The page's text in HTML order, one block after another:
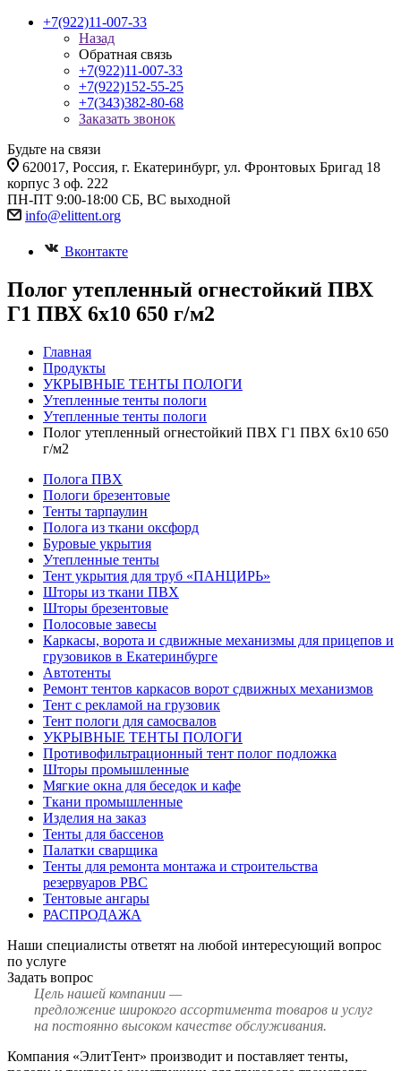
+7(922)11-007-33
Назад
Обратная связь
+7(922)11-007-33
+7(922)152-55-25
+7(343)382-80-68
Заказать звонок
Будьте на связи
620017, Россия, г. Екатеринбург, ул. Фронтовых Бригад 18
корпус 3 оф. 222
ПН-ПТ 9:00-18:00 СБ, ВС выходной
info@elittent.org
Вконтакте
Полог утепленный огнестойкий ПВХ
Г1 ПВХ 6х10 650 г/м2
Главная
Продукты
УКРЫВНЫЕ ТЕНТЫ ПОЛОГИ
Утепленные тенты пологи
Утепленные тенты пологи
Полог утепленный огнестойкий ПВХ Г1 ПВХ 6х10 650
г/м2
Полога ПВХ
Пологи брезентовые
Тенты тарпаулин
Полога из ткани оксфорд
Буровые укрытия
Утепленные тенты
Тент укрытия для труб «ПАНЦИРЬ»
Шторы из ткани ПВХ
Шторы брезентовые
Полосовые завесы
Каркасы, ворота и сдвижные механизмы для прицепов и
грузовиков в Екатеринбурге
Автотенты
Ремонт тентов каркасов ворот сдвижных механизмов
Тент с рекламой на грузовик
Тент пологи для самосвалов
УКРЫВНЫЕ ТЕНТЫ ПОЛОГИ
Противофильтрационный тент полог подложка
Шторы промышленные
Мягкие окна для беседок и кафе
Ткани промышленные
Изделия на заказ
Тенты для бассенов
Палатки сварщика
Тенты для ремонта монтажа и строительства
резервуаров РВС
Тентовые ангары
РАСПРОДАЖА
Наши специалисты ответят на любой интересующий вопрос
по услуге
Задать вопрос
Цель нашей компании —
предложение широкого ассортимента товаров и услуг
на постоянно высоком качестве обслуживания.
Компания «ЭлитТент» производит и поставляет тенты,